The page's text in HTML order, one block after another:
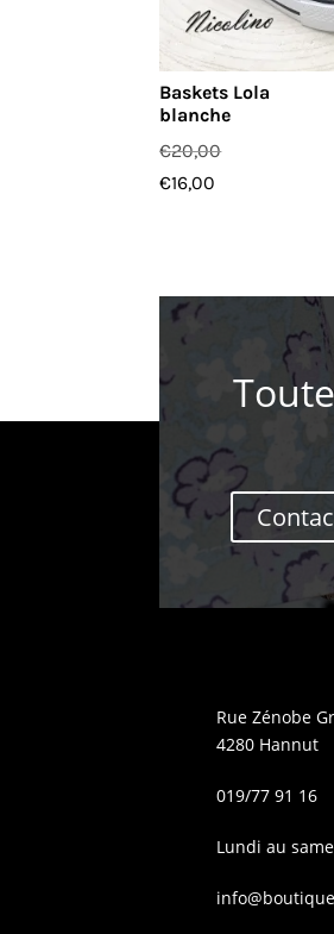
Baskets Lola
blanche
€20,00
€16,00
Rue Zénobe
4280 Hannut
019/77 91 16
Lundi au